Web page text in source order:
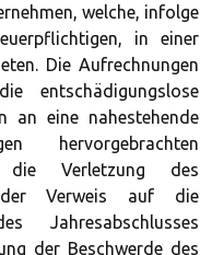
welche, infolge
in einer
Die Aufrechnungen
entschädigungslose
an eine nahestehende
hervorgebrachten
die Verletzung des
Verweis auf die
Jahresabschlusses
der Beschwerde des